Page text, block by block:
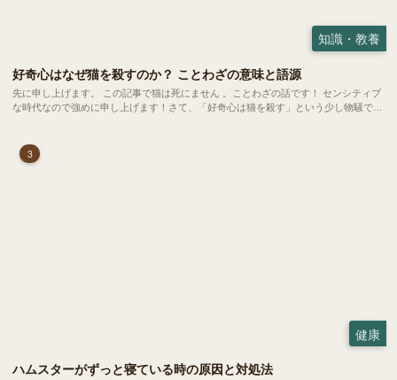
知識・教養
好奇心はなぜ猫を殺すのか？ ことわざの意味と語源
先に申し上げます。 この記事で猫は死にません 。ことわざの話です！ センシティブ
な時代なので強めに申し上げます！さて、「好奇心は猫を殺す」という少し物騒で、
3
健康
ハムスターがずっと寝ている時の原因と対処法